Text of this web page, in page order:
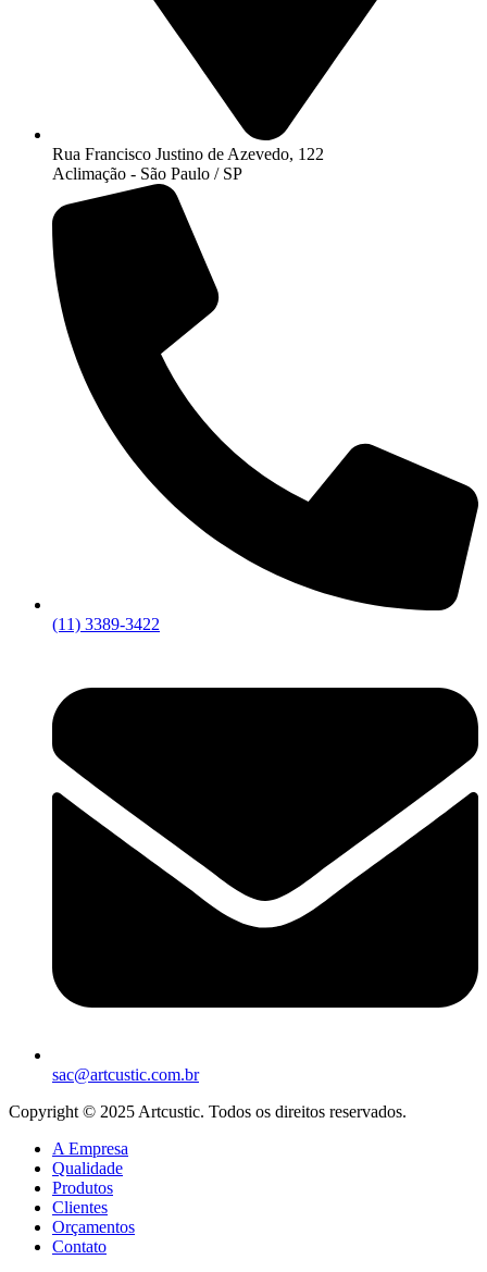
Rua Francisco Justino de Azevedo, 122
Aclimação - São Paulo / SP
(11) 3389-3422
sac@artcustic.com.br
Copyright © 2025 Artcustic. Todos os direitos reservados.
A Empresa
Qualidade
Produtos
Clientes
Orçamentos
Contato